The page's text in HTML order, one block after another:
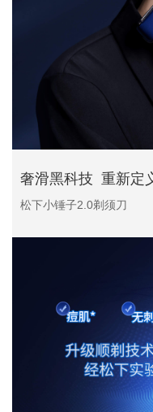
奢滑黑科技 重新定
松下小锤子2.0剃须刀